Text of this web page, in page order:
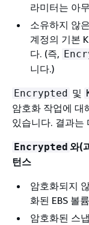
라미터는 아
소유하지 않
계정의 기본
다. (즉,
니다.)
Encrypted 및
암호화 작업에 대
있습니다. 결과는
Encrypted 와(
턴스
암호화되지
화된 EBS 볼
암호화된 스